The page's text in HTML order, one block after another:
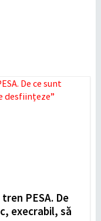
PESA. De
execrabil, să